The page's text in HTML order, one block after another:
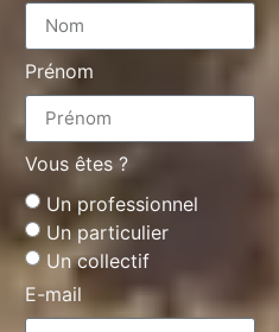
Prénom
Vous êtes ?
Un professionnel
Un particulier
Un collectif
E-mail